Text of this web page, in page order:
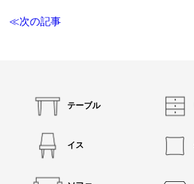
≪次の記事
テーブル
イス